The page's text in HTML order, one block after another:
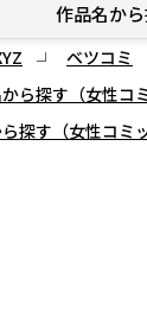
作品名か
ベツコミ
ら探す（女性コ
探す（女性コミ